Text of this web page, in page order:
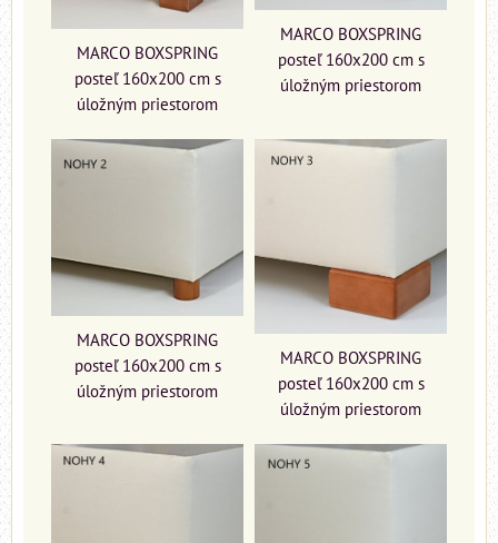
MARCO BOXSPRING
posteľ 160x200 cm s
úložným priestorom
MARCO BOXSPRING
posteľ 160x200 cm s
úložným priestorom
MARCO BOXSPRING
posteľ 160x200 cm s
úložným priestorom
MARCO BOXSPRING
posteľ 160x200 cm s
úložným priestorom